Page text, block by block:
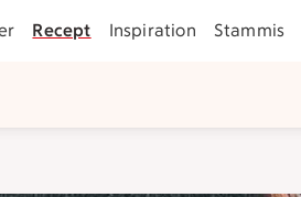
Recept Inspiration Stammis